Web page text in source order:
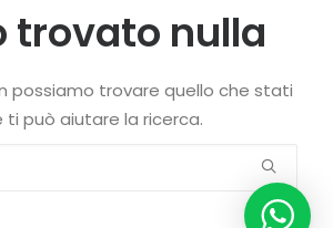
trovato nulla
possiamo trovare quello che stati
ti può aiutare la ricerca.